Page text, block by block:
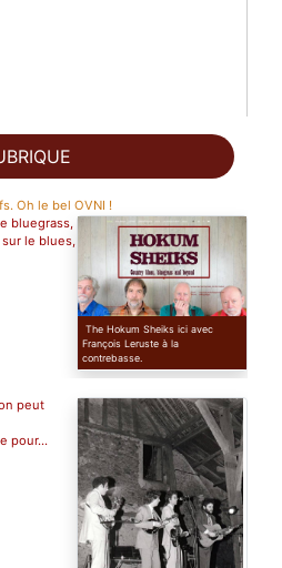
Oh le bel OVNI !
bluegrass,
le blues,
The Hokum Sheiks ici avec
François Leruste à la
contrebasse.
peut
pour...